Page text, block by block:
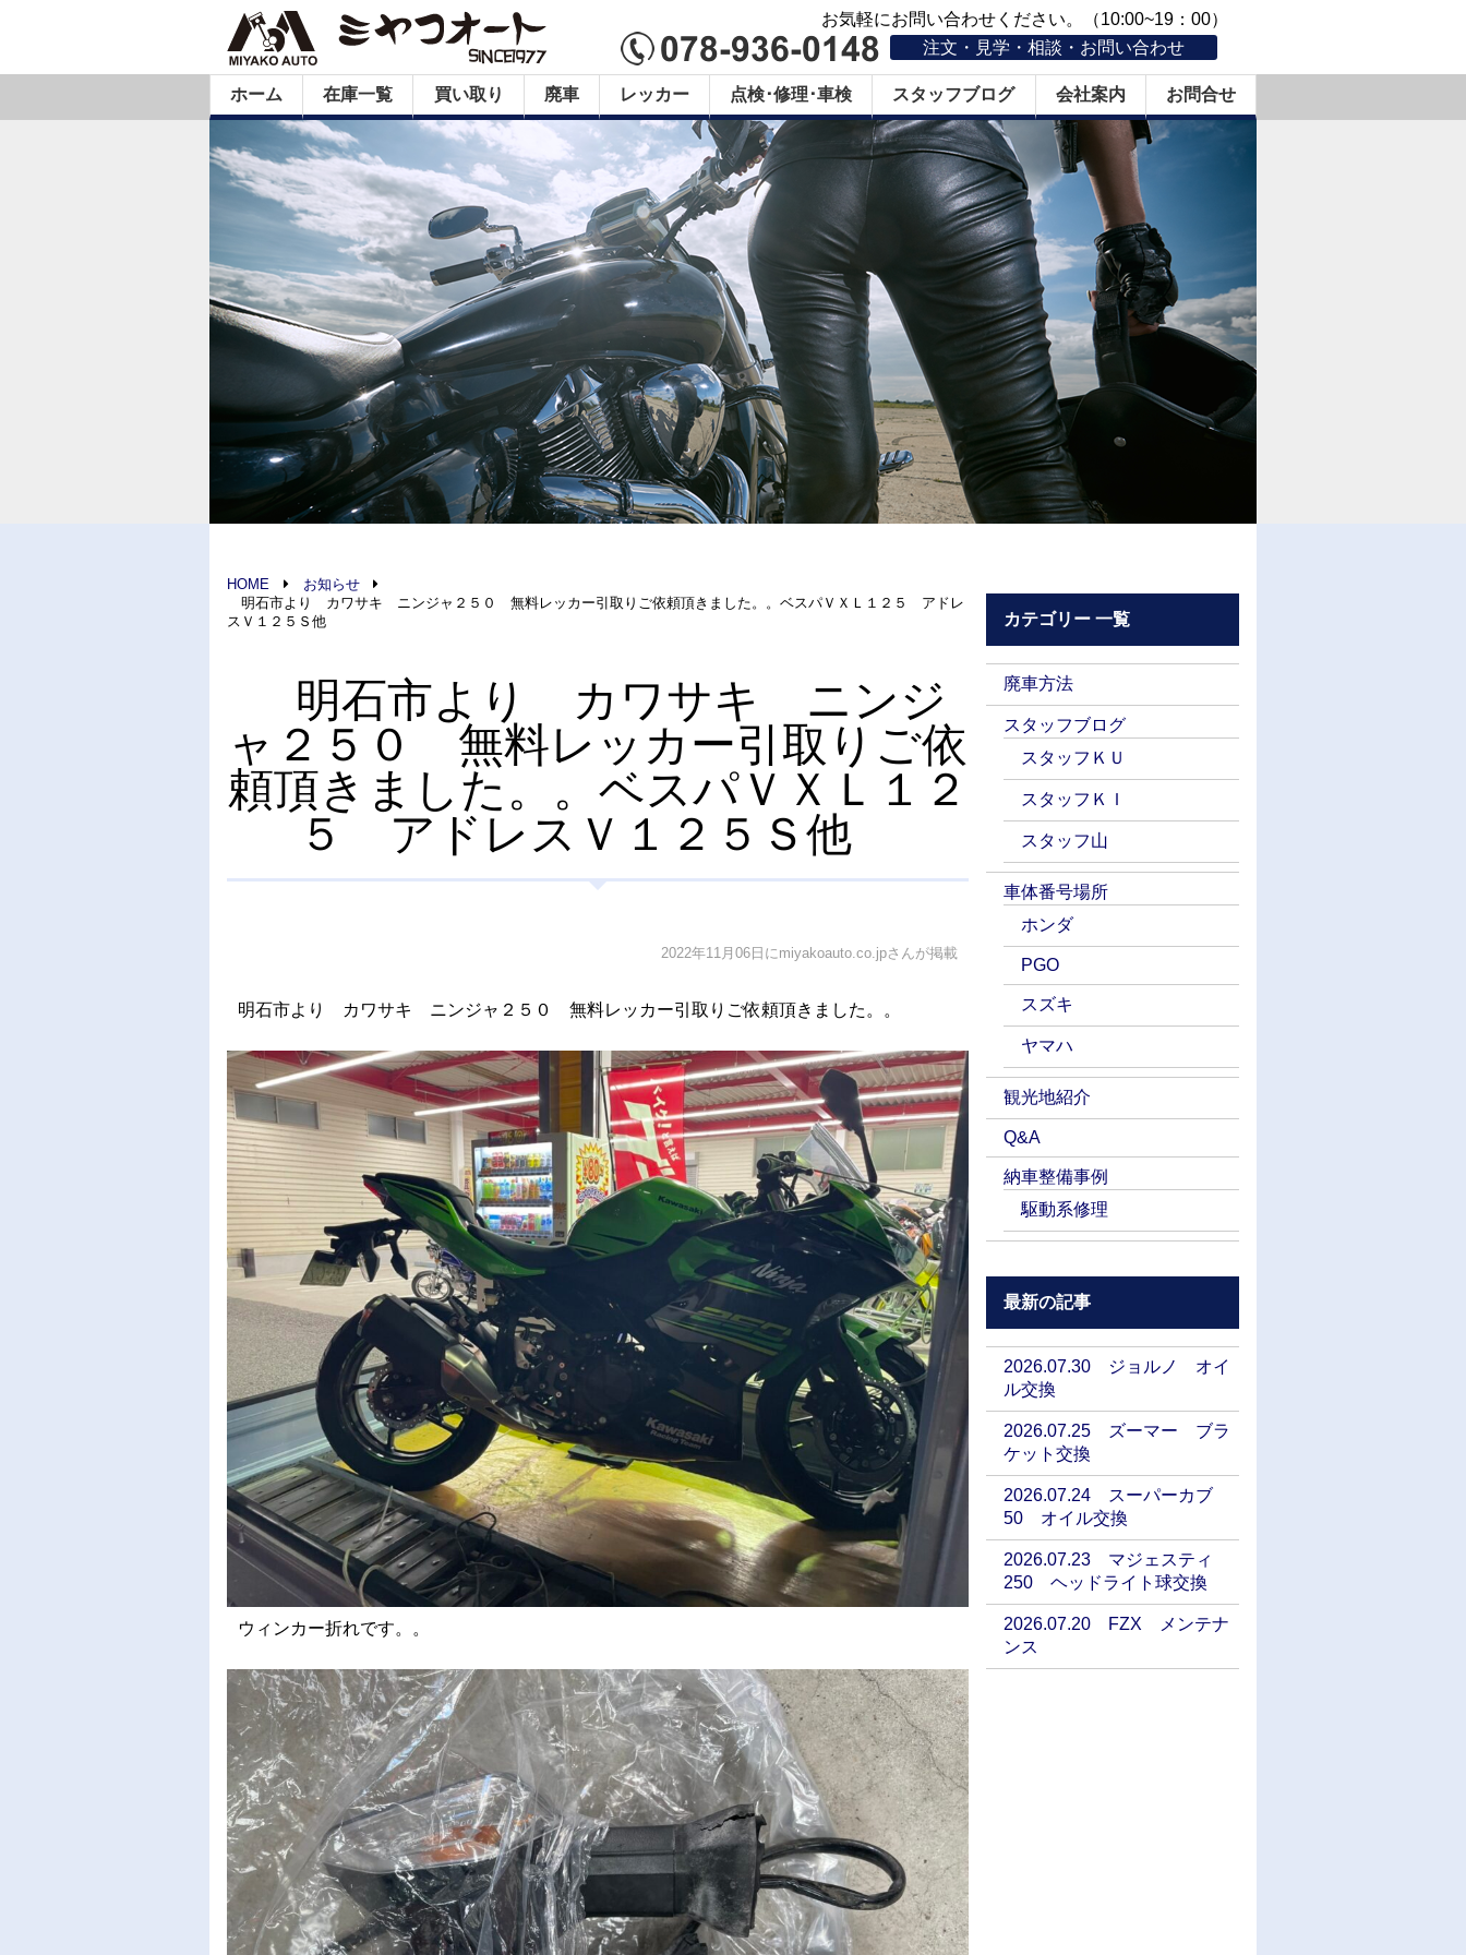
お気軽にお問い合わせください。（10:00~19：00）
注文・見学・相談・お問い合わせ
ホーム 在庫一覧 買い取り 廃車 レッカー 点検･修理･車検 スタッフブログ 会社案内 お問合せ
HOME
お知らせ
明石市より カワサキ ニンジャ２５０ 無料レッカー引取りご依頼頂きました。。ベスパＶＸＬ１２５ アドレ
スＶ１２５Ｓ他
明石市より カワサキ ニンジ
ャ２５０ 無料レッカー引取りご依
頼頂きました。。ベスパＶＸＬ１２
５ アドレスＶ１２５Ｓ他
2022年11月06日にmiyakoauto.co.jpさんが掲載
明石市より カワサキ ニンジャ２５０ 無料レッカー引取りご依頼頂きました。。
ウィンカー折れです。。
カテゴリー 一覧
廃車方法
スタッフブログ
スタッフＫＵ
スタッフＫＩ
スタッフ山
車体番号場所
ホンダ
PGO
スズキ
ヤマハ
観光地紹介
Q&A
納車整備事例
駆動系修理
最新の記事
2026.07.30 ジョルノ オイ
ル交換
2026.07.25 ズーマー ブラ
ケット交換
2026.07.24 スーパーカブ
50 オイル交換
2026.07.23 マジェスティ
250 ヘッドライト球交換
2026.07.20 FZX メンテナ
ンス